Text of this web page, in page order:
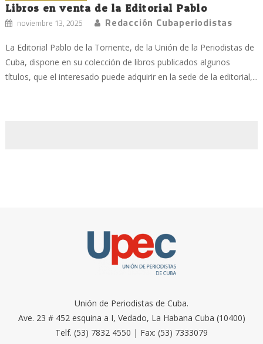
Libros en venta de la Editorial Pablo
noviembre 13, 2025 Redacción Cubaperiodistas
La Editorial Pablo de la Torriente, de la Unión de la Periodistas de
Cuba, dispone en su colección de libros publicados algunos
títulos, que el interesado puede adquirir en la sede de la editorial,...
Unión de Periodistas de Cuba.
Ave. 23 # 452 esquina a I, Vedado, La Habana Cuba (10400)
Telf. (53) 7832 4550 | Fax: (53) 7333079